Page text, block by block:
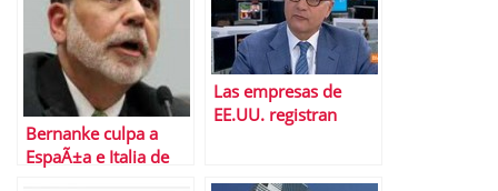
Bernanke culpa a
EspaÃ±a e Italia de
Las empresas de
EE.UU. registran